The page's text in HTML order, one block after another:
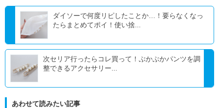
ダイソーで何度リピしたことか…！要らなくなっ
たらまとめてポイ！使い捨...
次セリア行ったらコレ買って！ぶかぶかパンツを調
整できるアクセサリー...
あわせて読みたい記事